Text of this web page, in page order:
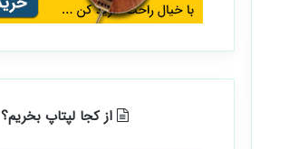
از کجا لپتاپ بخریم؟